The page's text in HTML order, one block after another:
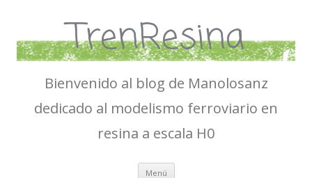
TrenResina
Bienvenido al blog de Manolosanz
dedicado al modelismo ferroviario en
resina a escala H0
Menú Ir